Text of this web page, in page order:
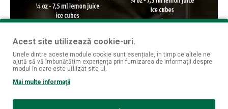
Acest site utilizează cookie-uri.
Unele dintre aceste module cookie sunt esențiale, în timp ce altele ne
ajută să vă îmbunătățim experiența prin furnizarea de informații despre
modul în care este utilizat site-ul.
Mai multe informații